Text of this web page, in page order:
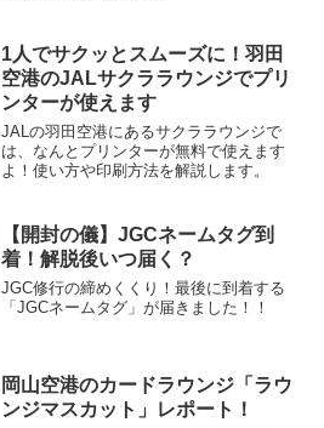
1人でサクッとスムーズに！羽田
空港のJALサクララウンジでプリ
ンターが使えます
JALの羽田空港にあるサクララウンジで
は、なんとプリンターが無料で使えます
よ！使い方や印刷方法を解説します。
【開封の儀】JGCネームタグ到
着！解脱後いつ届く？
JGC修行の締めくくり！最後に到着する
「JGCネームタグ」が届きました！！
岡山空港のカードラウンジ「ラウ
ンジマスカット」レポート！